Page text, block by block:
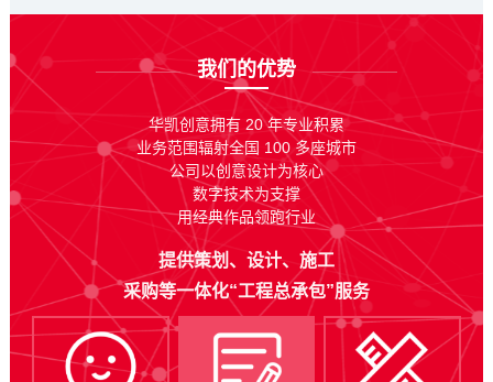
我们的优势
华凯创意拥有 20 年专业积累
业务范围辐射全国 100 多座城市
公司以创意设计为核心
数字技术为支撑
用经典作品领跑行业
提供策划、设计、施工
采购等一体化“工程总承包”服务